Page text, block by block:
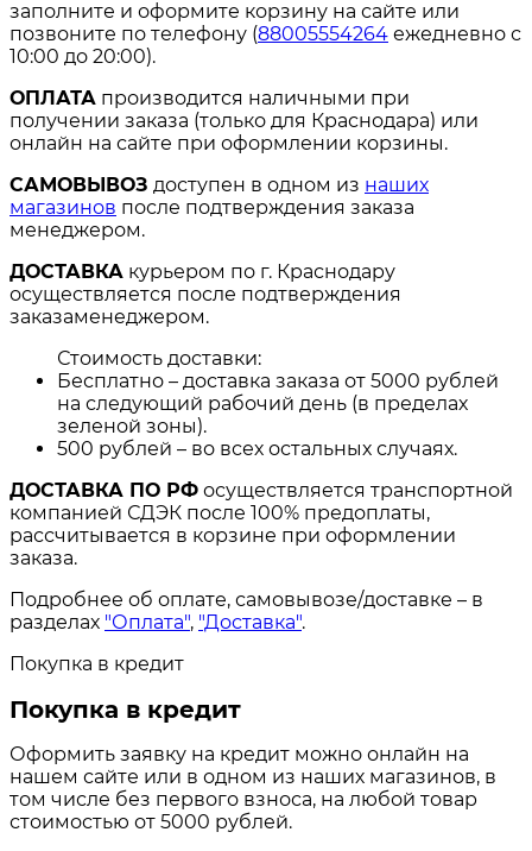
заполните и оформите корзину на сайте или
позвоните по телефону (88005554264 ежедневно с
10:00 до 20:00).
ОПЛАТА производится наличными при
получении заказа (только для Краснодара) или
онлайн на сайте при оформлении корзины.
САМОВЫВОЗ доступен в одном из наших
магазинов после подтверждения заказа
менеджером.
ДОСТАВКА курьером по г. Краснодару
осуществляется после подтверждения
заказаменеджером.
Стоимость доставки:
Бесплатно – доставка заказа от 5000 рублей
на следующий рабочий день (в пределах
зеленой зоны).
500 рублей – во всех остальных случаях.
ДОСТАВКА ПО РФ осуществляется транспортной
компанией СДЭК после 100% предоплаты,
рассчитывается в корзине при оформлении
заказа.
Подробнее об оплате, самовывозе/доставке – в
разделах "Оплата", "Доставка".
Покупка в кредит
Покупка в кредит
Оформить заявку на кредит можно онлайн на
нашем сайте или в одном из наших магазинов, в
том числе без первого взноса, на любой товар
стоимостью от 5000 рублей.